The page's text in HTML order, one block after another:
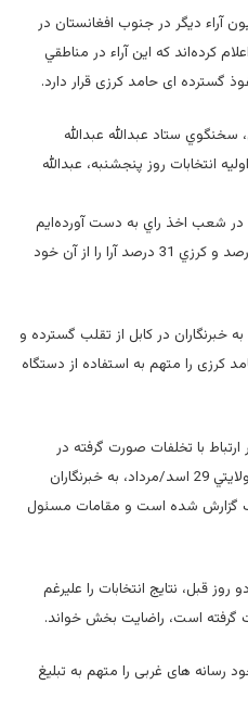
آراء ديگر در جنوب افغانستان در
كرده‌اند كه اين آراء در مناطقي
ای حامد کرزی قرار دارد.
ستاد عبدالله عبدالله
انتخابات روز پنجشنبه، عبدالله
در شعب اخذ راي به دست آورده‌ايم
نشان مي‌دهد كه عبدالله تاكنون 63 درصد و كرزي 31 درصد آرا را از آن خود
عبدالله دیروز (1 سنبله) به خبرنگاران در كابل از تقلب گسترده و
کرزی را متهم به استفاده از دستگاه
ارتباط با تخلفات صورت گرفته در
انتخابات رياست جمهوري و شوراهاي ولايتي 29 اسد/مرداد، به خبرنگاران
تاكنون 225 مورد تخلف گزارش شده است و مقامات مسئول
روز قبل، نتایج انتخابات را علیرغم
گرفته است، راضایت بخش خواند.
رسانه های غربی را متهم به تبلیغ